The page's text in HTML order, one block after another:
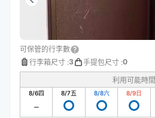
可保管的行李數
行李箱尺寸 :3 手提包尺寸 :0
利用可能時間
8/6四 8/7五 8/8六 8/9日